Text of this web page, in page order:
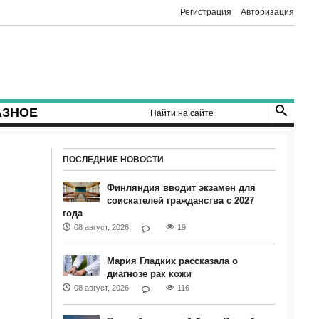
Регистрация Авторизация
ПОСЛЕДНИЕ НОВОСТИ
Финляндия вводит экзамен для
соискателей гражданства с 2027
года
08 август, 2026 19
Мария Гладких рассказала о
диагнозе рак кожи
08 август, 2026 116